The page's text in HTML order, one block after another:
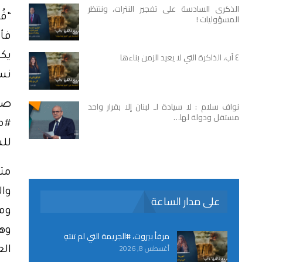
الذكرى السادسة على تفجير النترات، وننتظر
المسؤوليات !
٤ آب، الذاكرة التي لا يعيد الزمن بناءها
نواف سلام : لا سيادة لـ لبنان إلا بقرار واحد
مستقل ودولة لها…
على مدار الساعة
مرفأ بيروت، #الجريمة التي لم تنتهِ
أغسطس 8, 2026